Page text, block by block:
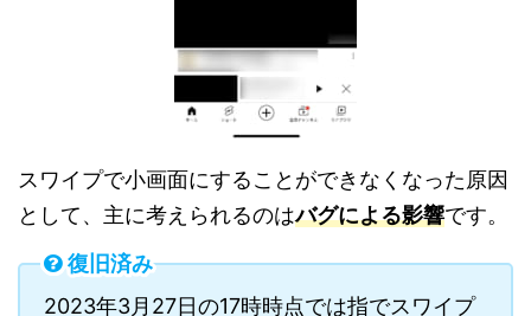
スワイプで小画面にすることができなくなった原因
として、主に考えられるのはバグによる影響です。
復旧済み
2023年3月27日の17時時点では指でスワイプ